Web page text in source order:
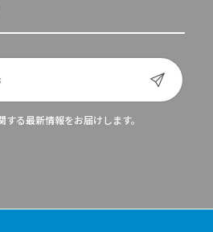
る最新情報をお届けします。